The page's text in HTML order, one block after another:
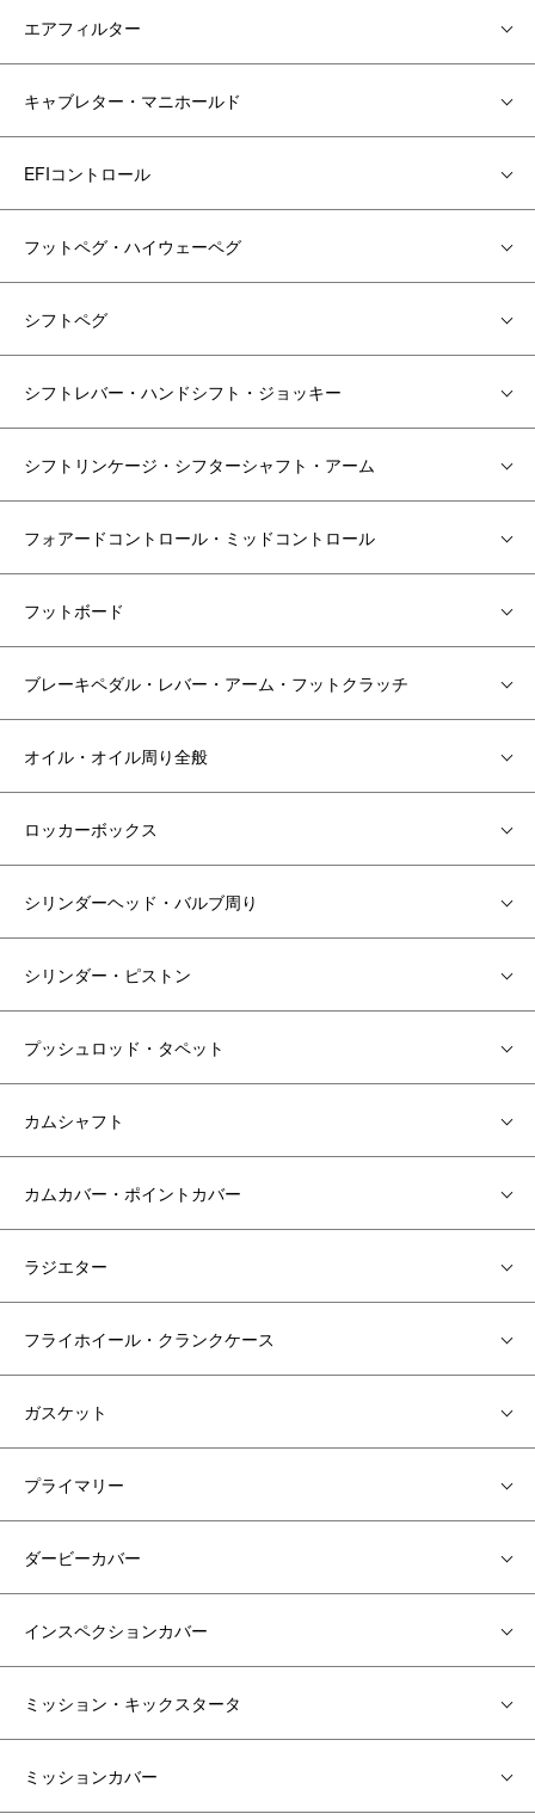
エアフィルター
キャブレター・マニホールド
EFIコントロール
フットペグ・ハイウェーペグ
シフトペグ
シフトレバー・ハンドシフト・ジョッキー
シフトリンケージ・シフターシャフト・アーム
フォアードコントロール・ミッドコントロール
フットボード
ブレーキペダル・レバー・アーム・フットクラッチ
オイル・オイル周り全般
ロッカーボックス
シリンダーヘッド・バルブ周り
シリンダー・ピストン
プッシュロッド・タペット
カムシャフト
カムカバー・ポイントカバー
ラジエター
フライホイール・クランクケース
ガスケット
プライマリー
ダービーカバー
インスペクションカバー
ミッション・キックスタータ
ミッションカバー